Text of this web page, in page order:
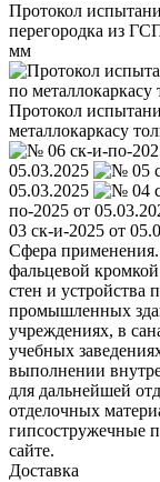
Протокол
перегородка из
мм
Протокол
металлокаркасу
05.03.2025
05.03.2025
по-2025 от
03 ск-и-2025 от
Сфера
фальцевой
стен и устройства
промышленных
учреждениях, в
учебных
выполнении
для дальнейшей
отделочных
гипсостружечные
сайте.
Доставка